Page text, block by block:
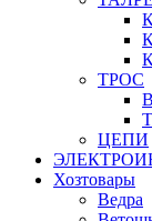
ТРОС
ЦЕПИ
Хозтовары
Ведра